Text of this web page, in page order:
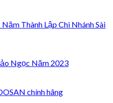
Thành Lập Chi Nhánh Sài
Ngọc Năm 2023
chính hãng